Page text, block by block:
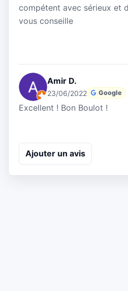
compétent avec sérieux et
vous conseille
Amir D.
23/06/2022 Google
Excellent ! Bon Boulot !
Ajouter un avis